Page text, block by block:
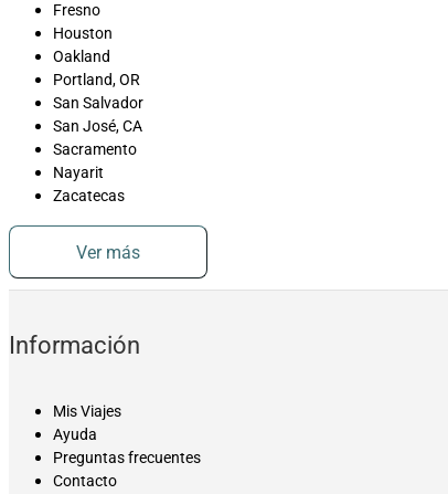
Fresno
Houston
Oakland
Portland, OR
San Salvador
San José, CA
Sacramento
Nayarit
Zacatecas
Ver más
Información
Mis Viajes
Ayuda
Preguntas frecuentes
Contacto